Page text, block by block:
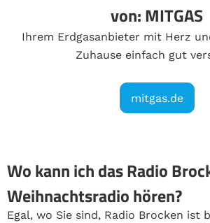
von: MITGAS
Ihrem Erdgasanbieter mit Herz
Zuhause einfach gut
mitgas.de
Wo kann ich das Radio
Weihnachtsradio hören?
Egal, wo Sie sind, Radio Brocken ist